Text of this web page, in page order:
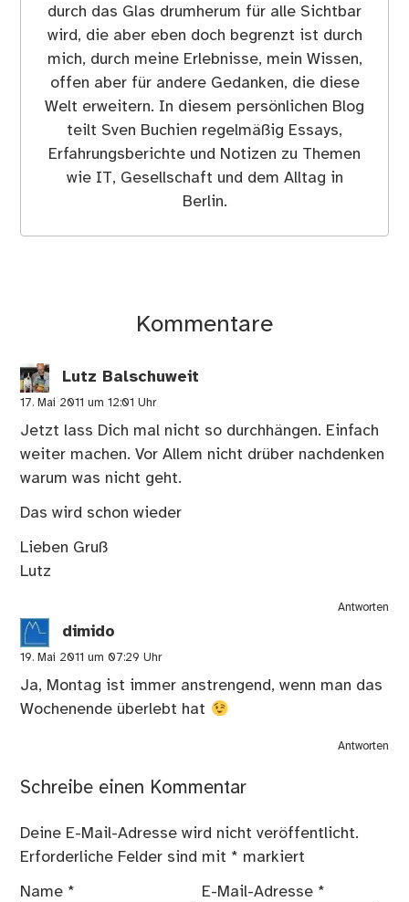
durch das Glas drumherum für alle Sichtbar
wird, die aber eben doch begrenzt ist durch
mich, durch meine Erlebnisse, mein Wissen,
offen aber für andere Gedanken, die diese
Welt erweitern. In diesem persönlichen Blog
teilt Sven Buchien regelmäßig Essays,
Erfahrungsberichte und Notizen zu Themen
wie IT, Gesellschaft und dem Alltag in
Berlin.
Kommentare
Lutz Balschuweit
17. Mai 2011 um 12:01 Uhr
Jetzt lass Dich mal nicht so durchhängen. Einfach
weiter machen. Vor Allem nicht drüber nachdenken
warum was nicht geht.
Das wird schon wieder
Lieben Gruß
Lutz
Antworten
dimido
19. Mai 2011 um 07:29 Uhr
Ja, Montag ist immer anstrengend, wenn man das
Wochenende überlebt hat
Antworten
Schreibe einen Kommentar
Deine E-Mail-Adresse wird nicht veröffentlicht.
Erforderliche Felder sind mit * markiert
Name * E-Mail-Adresse *